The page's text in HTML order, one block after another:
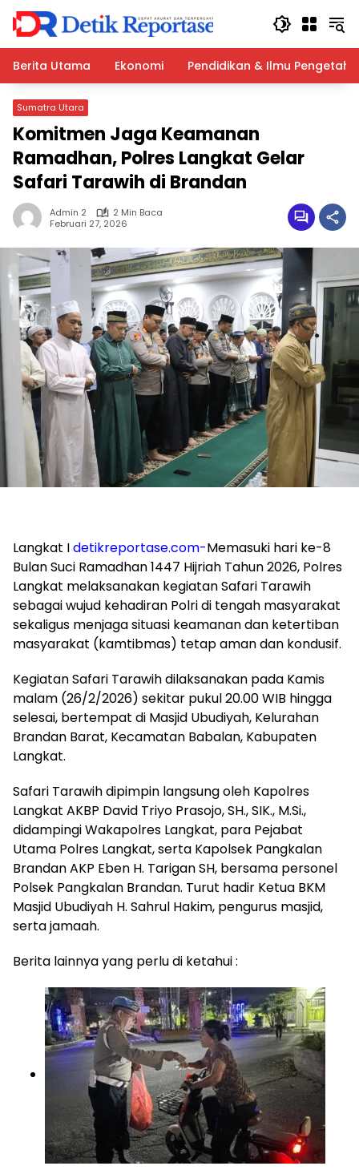
Langsung
konten
Berita Utama
Ekonomi Pendidikan & Ilmu
Sumatra Utara
Komitmen Jaga Keamanan
Ramadhan, Polres Langkat Gelar
Safari Tarawih di Brandan
Admin 2
2 Min Baca
Februari 27, 2026
Langkat Idetikreportase.com-Memasuki hari ke-8
Bulan Suci Ramadhan 1447 Hijriah Tahun 2026, Polres
Langkat melaksanakan kegiatan Safari Tarawih
sebagai wujud kehadiran Polri di tengah masyarakat
sekaligus menjaga situasi keamanan dan ketertiban
masyarakat (kamtibmas) tetap aman dan kondusif.
Kegiatan Safari Tarawih dilaksanakan pada Kamis
malam (26/2/2026) sekitar pukul 20.00 WIB hingga
selesai, bertempat di Masjid Ubudiyah, Kelurahan
Brandan Barat, Kecamatan Babalan, Kabupaten
Langkat.
Safari Tarawih dipimpin langsung oleh Kapolres
Langkat AKBP David Triyo Prasojo, SH., SIK., M.Si.,
didampingi Wakapolres Langkat, para Pejabat
Utama Polres Langkat, serta Kapolsek Pangkalan
Brandan AKP Eben H. Tarigan SH, bersama personel
Polsek Pangkalan Brandan. Turut hadir Ketua BKM
Masjid Ubudiyah H. Sahrul Hakim, pengurus masjid,
serta jamaah.
Berita lainnya yang perlu di ketahui :